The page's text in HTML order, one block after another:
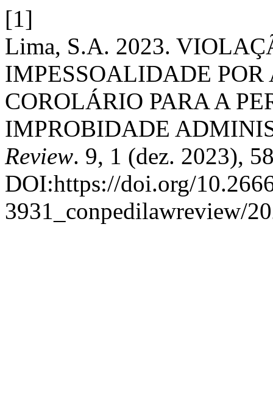
[1]
Lima, S.A. 2023.
IMPESSOALIDADE
COROLÁRIO PARA A
IMPROBIDADE
Review. 9, 1 (dez. 2023),
DOI:https://doi.org/
3931_conpedilawreview/